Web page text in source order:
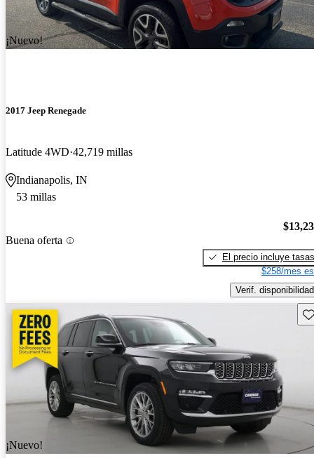
¡Nuevo!
2017 Jeep Renegade
Latitude 4WD 42,719 millas
Indianapolis, IN
53 millas
Buena oferta
El precio incluye tasas
$258/mes
Verif. disponibilidad
¡Nuevo!